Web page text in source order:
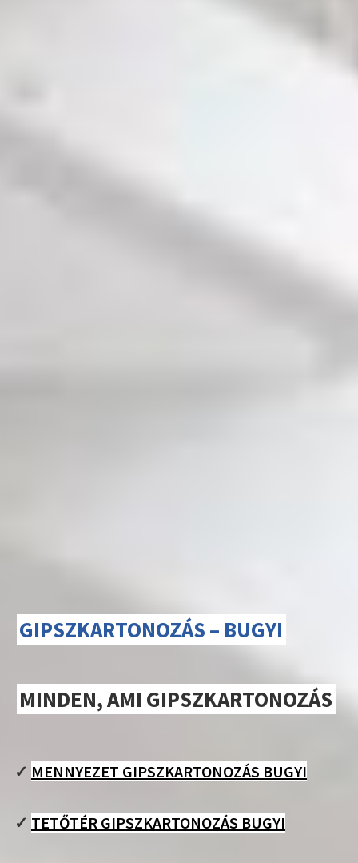
GIPSZKARTONOZÁS – BUGYI
MINDEN, AMI GIPSZKARTONOZÁS
✓ MENNYEZET GIPSZKARTONOZÁS BUGYI
✓ TETŐTÉR GIPSZKARTONOZÁS BUGYI